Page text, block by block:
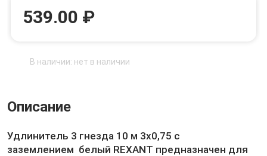
539.00 ₽
В наличии: нет в наличии
Описание
Удлинитель 3 гнезда 10 м 3х0,75 с
заземлением белый REXANT предназначен для